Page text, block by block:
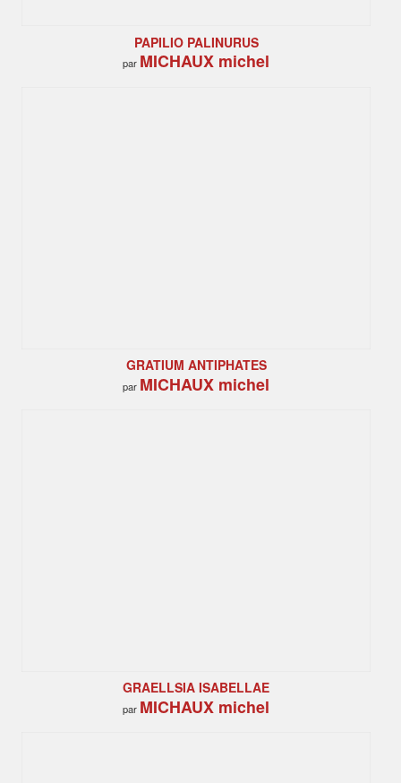
PAPILIO PALINURUS
par MICHAUX michel
GRATIUM ANTIPHATES
par MICHAUX michel
GRAELLSIA ISABELLAE
par MICHAUX michel